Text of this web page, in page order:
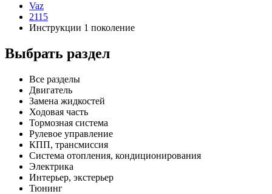
Vaz
2115
Инструкции 1 поколение
Выбрать раздел
Все разделы
Двигатель
Замена жидкостей
Ходовая часть
Тормозная система
Рулевое управление
КПП, трансмиссия
Система отопления, кондиционирования
Электрика
Интерьер, экстерьер
Тюнинг